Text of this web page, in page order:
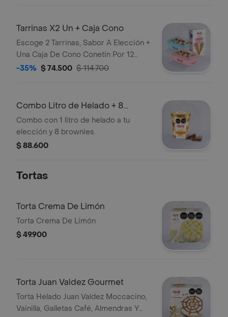
Tarrinas X2 Un + Caja Cono
Escoge 2 Tarrinas, Sabor A Elección +
Una Caja De Cono Conetin Por 12
Und.
-35% $ 74.500 $ 114.700
Combo Litro de Helado + 8
Brownies
Combo con 1 litro de helado a tu
elección y 8 brownies.
$ 88.600
Tortas
Torta Crema De Limón
Torta Crema De Limón
$ 49.900
Torta Juan Valdez Gourmet
Torta Helado Juan Valdez Moccacino,
Vainilla, Galletas Café, Almendras Y